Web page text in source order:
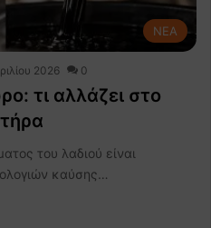
NEA
2026 0
τι αλλάζει στο
του λαδιού είναι
καύσης…